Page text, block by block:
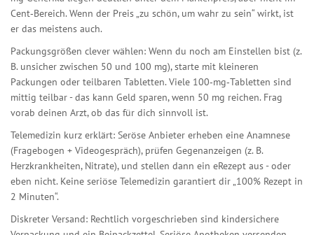
Cent‑Bereich. Wenn der Preis „zu schön, um wahr zu sein“ wirkt, ist
er das meistens auch.
Packungsgrößen clever wählen: Wenn du noch am Einstellen bist (z.
B. unsicher zwischen 50 und 100 mg), starte mit kleineren
Packungen oder teilbaren Tabletten. Viele 100‑mg‑Tabletten sind
mittig teilbar - das kann Geld sparen, wenn 50 mg reichen. Frag
vorab deinen Arzt, ob das für dich sinnvoll ist.
Telemedizin kurz erklärt: Seröse Anbieter erheben eine Anamnese
(Fragebogen + Videogespräch), prüfen Gegenanzeigen (z. B.
Herzkrankheiten, Nitrate), und stellen dann ein eRezept aus - oder
eben nicht. Keine seriöse Telemedizin garantiert dir „100% Rezept in
2 Minuten“.
Diskreter Versand: Rechtlich vorgeschrieben sind kindersichere